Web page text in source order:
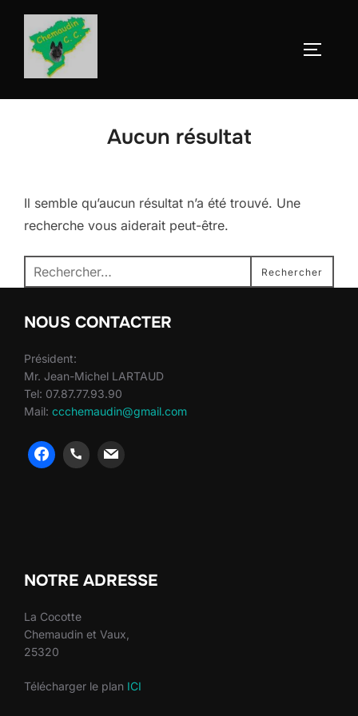
Aller
contenu
Aucun résultat
Il semble qu’aucun résultat n’a été trouvé. Une
recherche vous aiderait peut-être.
Recherche
pour :
Rechercher
NOUS CONTACTER
Président:
Mr. Jean-Michel LARTAUD
Tel: 07.87.77.93.90
Mail: ccchemaudin@gmail.com
NOTRE ADRESSE
La Cocotte
Chemaudin et Vaux,
25320
Télécharger le plan ICI